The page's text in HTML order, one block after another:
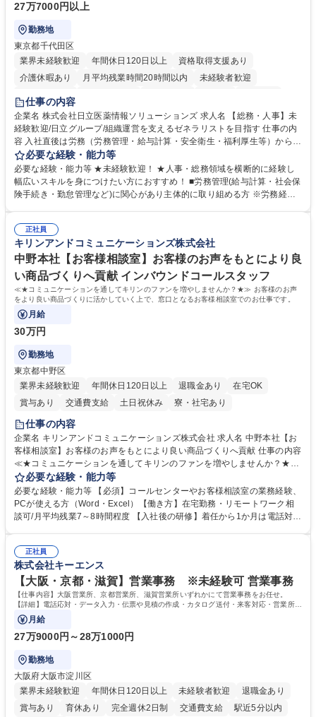
27万7000円以上
勤務地
東京都千代田区
業界未経験歓迎
年間休日120日以上
資格取得支援あり
介護休暇あり
月平均残業時間20時間以内
未経験者歓迎
住宅手当あり
育休あり
完全週休2日制 交通費支給 土日祝休み 寮・社宅あり
仕事の内容
企業名 株式会社日立医薬情報ソリューションズ 求人名 【総務・人事】未
経験歓迎/日立グループ/組織運営を支えるゼネラリストを目指す 仕事の内
容 入社直後は労務（労務管理・給与計算・安全衛生・福利厚生等）からお
任せいたします。将来は総務・採用・教育業務へ守備範囲を広げ、組織運
営を支えるゼネラリストをめざせます。 ・初期業務：労働時間管理、給与
計算、社会保険対応、福利厚生管理、安全衛生、健康経営推進等をお任せ
します。ご経験に応じて、休職者管理など、幅広く経験を積んでいただき
幅広く経験を積みたい意欲がある方に最適な環境です。 募集職種 【総
務・人事】未経験歓迎/日立グループ/組織運営を支えるゼネラリストを目
指す
必要な経験・能力等
必要な経験・能力等 ★未経験歓迎！ ★人事・総務領域を横断的に経験し
幅広いスキルを身につけたい方におすすめ！ ■労務管理(給与計算・社会保
険手続き・勤怠管理など)に関心があり主体的に取り組める方 ※労務経験
のご経験 ■労務管理（給与計算・社会保険手続き・勤怠管理など）の経験
■衛生管理者の資格をお持ちの方 学歴・資格 学歴：大学院 大学 高専 短大
専修学校 高校 語学力： 資格：
正社員
キリンアンドコミュニケーションズ株式会社
中野本社【お客様相談室】お客様のお声をもとにより良
い商品づくりへ貢献 インバウンドコールスタッフ
≪★コミュニケーションを通してキリンのファンを増やしませんか？★≫ お客様のお声
をより良い商品づくりに活かしていく上で、窓口となるお客様相談室でのお仕事です。
月給
30万円
勤務地
東京都中野区
業界未経験歓迎
年間休日120日以上 退職金あり
在宅OK
賞与あり
交通費支給 土日祝休み 寮・社宅あり
仕事の内容
企業名 キリンアンドコミュニケーションズ株式会社 求人名 中野本社【お
客様相談室】お客様のお声をもとにより良い商品づくりへ貢献 仕事の内容
≪★コミュニケーションを通してキリンのファンを増やしませんか？★≫
お客様のお声をより良い商品づくりに活かしていく上で、窓口となるお客
様相談室でのお仕事です。 日々お客様からいただくキリングループへのご
意見を、企業活動に活かしています。お客様からの声に迅速かつ誠意をも
って対応、情報提供するとともにグループ内活動に反映しています。 【具
平均100件前後■メール・手紙：同上40件前後 募集職種 中野本社【お客様
相談室】お客様のお声をもとにより良い商品づくりへ貢献
必要な経験・能力等
必要な経験・能力等 【必須】コールセンターやお客様相談室の業務経験、
PCが使える方（Word・Excel）【働き方】在宅勤務・リモートワーク相
談可/月平均残業7～8時間程度 【入社後の研修】着任から1か月は電話対応
すのでご安心ください。 【当社について】キリングループの広報機能を担
う会社として、お客様との出会いを大切にし、磨き上げたホスピタリティ
を込めてコミュニケーションをとりながら広報関連業務を行っておりま
す。 学歴・資格 学歴：大学院 大学 高専 短大 専修学校 高校 語学力： 資
格：
正社員
株式会社キーエンス
【大阪・京都・滋賀】営業事務 ※未経験可 営業事務
【仕事内容】大阪営業所、京都営業所、滋賀営業所いずれかにて営業事務をお任せ。
【詳細】電話応対・データ入力・伝票や見積の作成・カタログ送付・来客対応・営業所内
で発生する事務業務や業務改善をお任せ。
月給
27万9000円～28万1000円
勤務地
大阪府大阪市淀川区
業界未経験歓迎
年間休日120日以上 未経験者歓迎
退職金あり
賞与あり
育休あり 完全週休2日制 交通費支給 駅近5分以内